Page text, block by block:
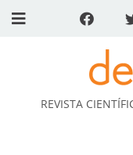
REVISTA